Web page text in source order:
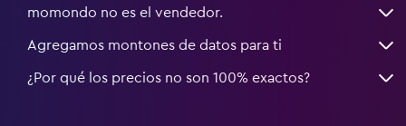
momondo no es el vendedor.
Agregamos montones de datos para ti
¿Por qué los precios no son 100% exactos?